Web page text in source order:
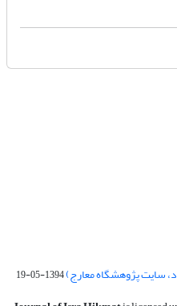
سایت پژوهشگاه معارج)1394-05-19